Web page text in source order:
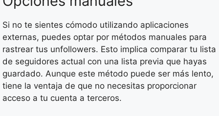
Si no te sientes cómodo utilizando aplicaciones
externas, puedes optar por métodos manuales para
rastrear tus unfollowers. Esto implica comparar tu lista
de seguidores actual con una lista previa que hayas
guardado. Aunque este método puede ser más lento,
tiene la ventaja de que no necesitas proporcionar
acceso a tu cuenta a terceros.